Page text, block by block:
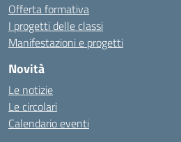
Offerta formativa
I progetti delle classi
Manifestazioni e progetti
Novità
Le notizie
Le circolari
Calendario eventi